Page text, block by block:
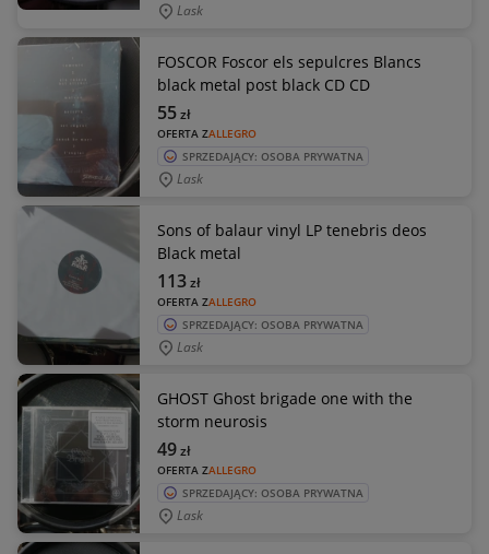
Lask
FOSCOR Foscor els sepulcres Blancs
black metal post black CD CD
OFERTA ZALLEGRO
55zł
SPRZEDAJĄCY: OSOBA PRYWATNA
Lask
Sons of balaur vinyl LP tenebris deos
Black metal
OFERTA ZALLEGRO
113zł
SPRZEDAJĄCY: OSOBA PRYWATNA
Lask
GHOST Ghost brigade one with the
storm neurosis
OFERTA ZALLEGRO
49zł
SPRZEDAJĄCY: OSOBA PRYWATNA
Lask